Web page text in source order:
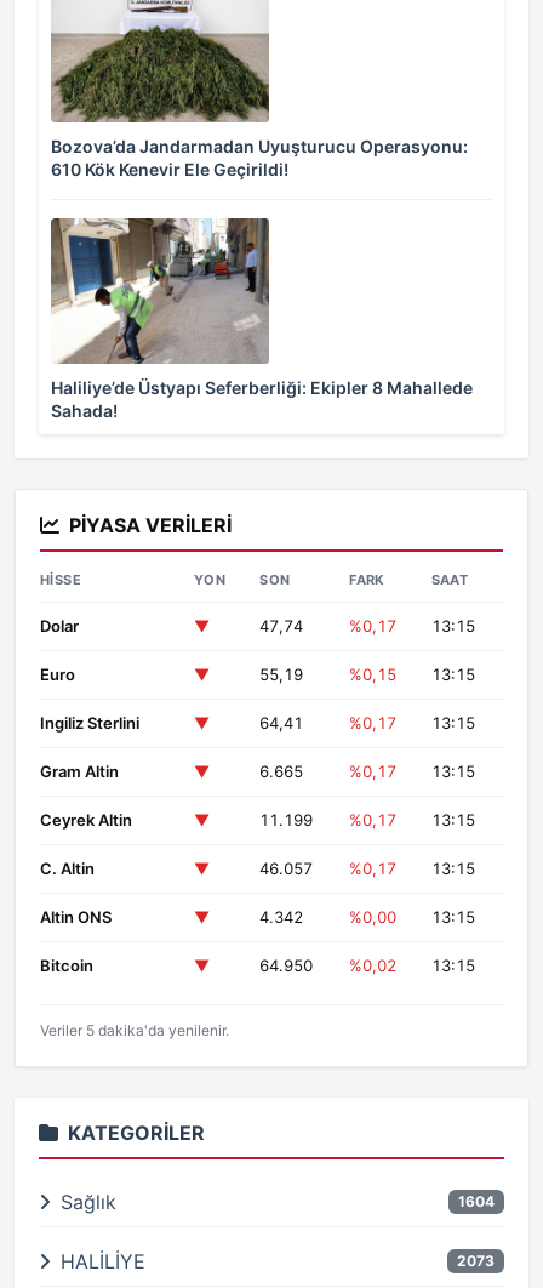
Bozova’da Jandarmadan Uyuşturucu Operasyonu:
610 Kök Kenevir Ele Geçirildi!
Haliliye’de Üstyapı Seferberliği: Ekipler 8 Mahallede
Sahada!
PIYASA VERILERI
HISSE YON SON FARK SAAT
Dolar ▼ 47,74 %0,17 13:15
Euro ▼ 55,19 %0,15 13:15
Ingiliz Sterlini ▼ 64,41 %0,17 13:15
Gram Altin ▼ 6.665 %0,17 13:15
Ceyrek Altin ▼ 11.199 %0,17 13:15
C. Altin ▼ 46.057 %0,17 13:15
Altin ONS ▼ 4.342 %0,00 13:15
Bitcoin ▼ 64.950 %0,02 13:15
Veriler 5 dakika'da yenilenir.
KATEGORILER
Sağlık 1604
HALİLİYE 2073